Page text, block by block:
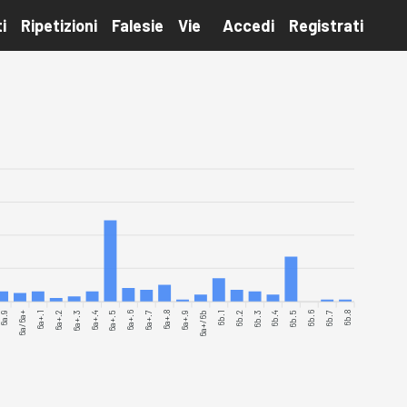
Ripetizioni Falesie Vie Accedi Registrati
6a.9 6a/6a+ 6a+.1 6a+.2 6a+.3 6a+.4 6a+.5 6a+.6 6a+.7 6a+.8 6a+.9 6a+/6b 6b.1 6b.2 6b.3 6b.4 6b.5 6b.6 6b.7 6b.8